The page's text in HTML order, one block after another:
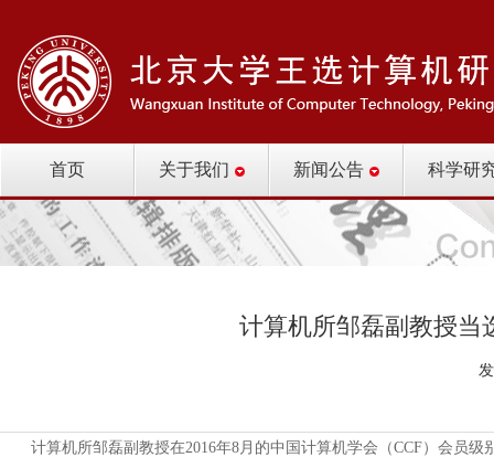
首页 关于我们 新闻公告 科学研
计算机所邹磊副教授当
计算机所邹磊副教授在2016年8月的中国计算机学会（CCF）会员